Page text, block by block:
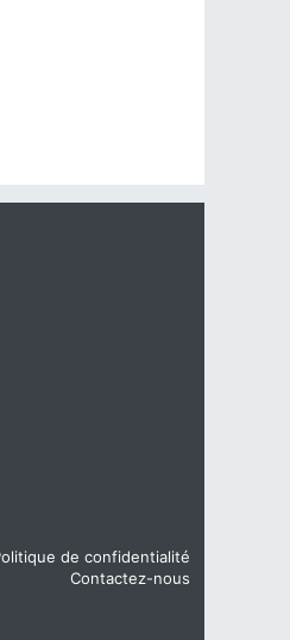
de confidentialité
Contactez-nous